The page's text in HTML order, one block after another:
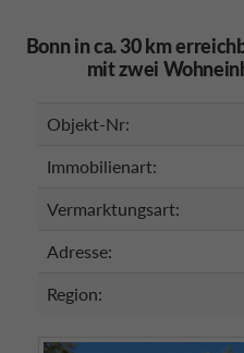
Bonn in ca. 30 km
mit zwei
Objekt-Nr:
Immobilienart:
Vermarktungsart:
Adresse:
Region: